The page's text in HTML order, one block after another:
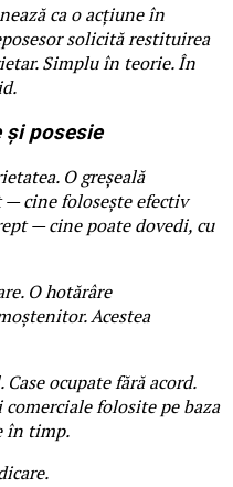
ca o acțiune în
solicită restituirea
Simplu în teorie. În
și posesie
O greșeală
— cine folosește efectiv
— cine poate dovedi, cu
O hotărâre
Acestea
ocupate fără acord.
folosite pe baza
în timp.